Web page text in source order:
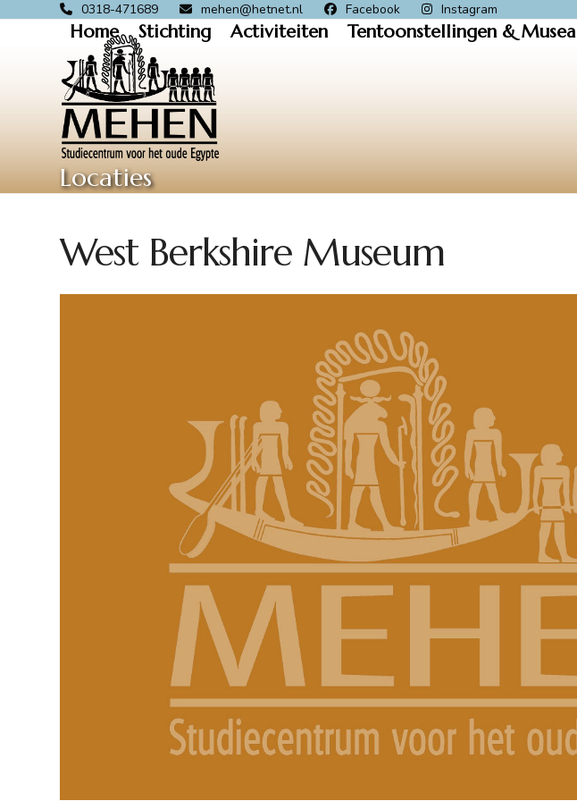
0318-471689 mehen@hetnet.nl Facebook Instagram
Home Stichting Activiteiten Tentoonstellingen & Musea
Locaties
West Berkshire Museum